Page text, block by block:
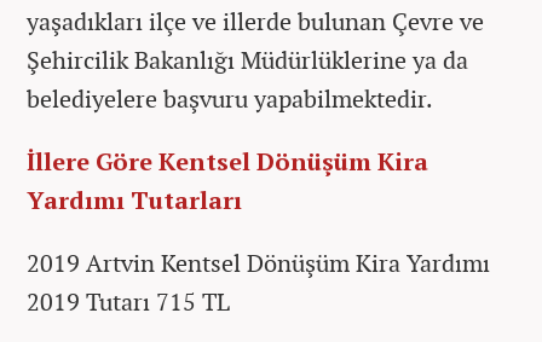
yaşadıkları ilçe ve illerde bulunan Çevre ve
Şehircilik Bakanlığı Müdürlüklerine ya da
belediyelere başvuru yapabilmektedir.
İllere Göre Kentsel Dönüşüm Kira
Yardımı Tutarları
2019 Artvin Kentsel Dönüşüm Kira Yardımı
2019 Tutarı 715 TL